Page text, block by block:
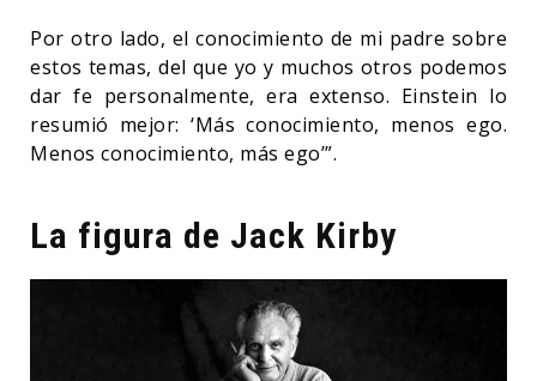
Por otro lado, el conocimiento de mi padre sobre
estos temas, del que yo y muchos otros podemos
dar fe personalmente, era extenso. Einstein lo
resumió mejor: ‘Más conocimiento, menos ego.
Menos conocimiento, más ego’”.
La figura de Jack Kirby